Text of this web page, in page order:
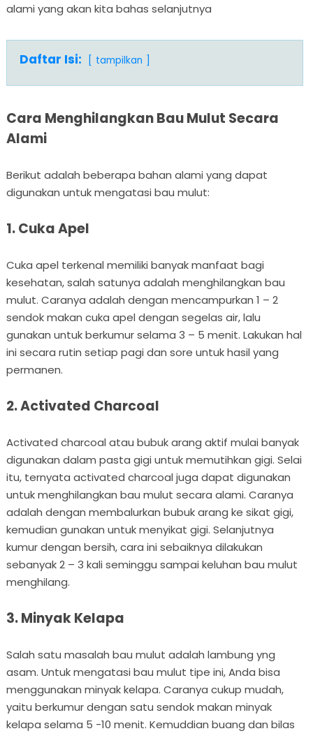
alami yang akan kita bahas selanjutnya
Daftar Isi: tampilkan
Cara Menghilangkan Bau Mulut Secara
Alami
Berikut adalah beberapa bahan alami yang dapat
digunakan untuk mengatasi bau mulut:
1. Cuka Apel
Cuka apel terkenal memiliki banyak manfaat bagi
kesehatan, salah satunya adalah menghilangkan bau
mulut. Caranya adalah dengan mencampurkan 1 – 2
sendok makan cuka apel dengan segelas air, lalu
gunakan untuk berkumur selama 3 – 5 menit. Lakukan hal
ini secara rutin setiap pagi dan sore untuk hasil yang
permanen.
2. Activated Charcoal
Activated charcoal atau bubuk arang aktif mulai banyak
digunakan dalam pasta gigi untuk memutihkan gigi. Selai
itu, ternyata activated charcoal juga dapat digunakan
untuk menghilangkan bau mulut secara alami. Caranya
adalah dengan membalurkan bubuk arang ke sikat gigi,
kemudian gunakan untuk menyikat gigi. Selanjutnya
kumur dengan bersih, cara ini sebaiknya dilakukan
sebanyak 2 – 3 kali seminggu sampai keluhan bau mulut
menghilang.
3. Minyak Kelapa
Salah satu masalah bau mulut adalah lambung yng
asam. Untuk mengatasi bau mulut tipe ini, Anda bisa
menggunakan minyak kelapa. Caranya cukup mudah,
yaitu berkumur dengan satu sendok makan minyak
kelapa selama 5 -10 menit. Kemuddian buang dan bilas